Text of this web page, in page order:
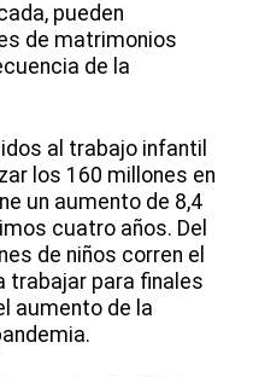
pueden
de matrimonios
de la
al trabajo infantil
los 160 millones en
un aumento de 8,4
cuatro años. Del
de niños corren el
trabajar para finales
aumento de la